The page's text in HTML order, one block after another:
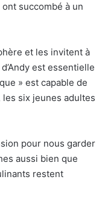
succombé à un
et les invitent à
est essentielle
» est capable de
les six jeunes adultes
pour nous garder
aussi bien que
restent